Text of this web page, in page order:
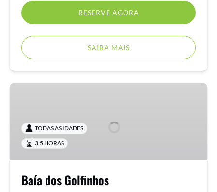
RESERVE AGORA
SAIBA MAIS
Baía
TODAS AS IDADES
3,5 HORAS
Baía dos Golfinhos